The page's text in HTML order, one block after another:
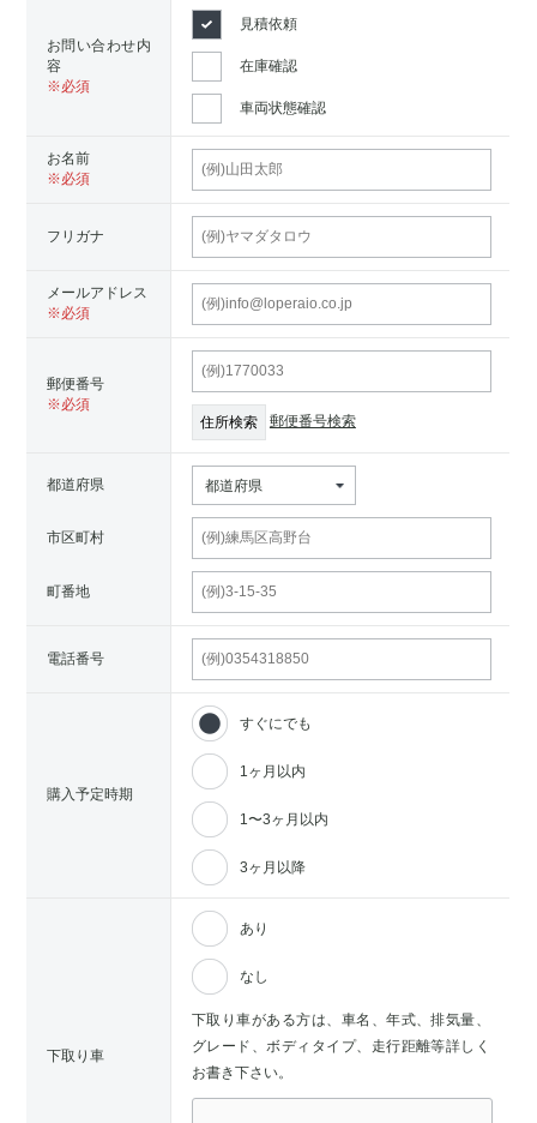
お問い合わせ内
容
見積依頼
在庫確認
車両状態確認
お名前
フリガナ
メールアドレス
郵便番号
郵便番号検索
都道府県 都道府県
市区町村
町番地
電話番号
購入予定時期
すぐにでも
1ヶ月以内
1〜3ヶ月以内
3ヶ月以降
下取り車
あり
なし
下取り車がある方は、車名、年式、排気量、
グレード、ボディタイプ、走行距離等詳しく
お書き下さい。